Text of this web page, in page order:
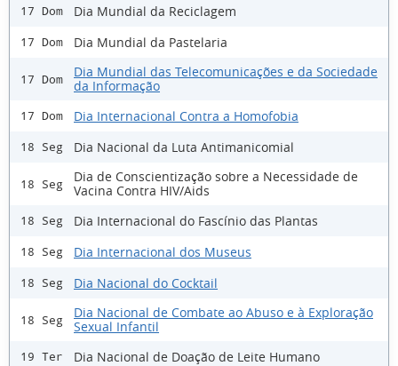
17 Dom Dia Mundial da Reciclagem
17 Dom Dia Mundial da Pastelaria
17 Dom
Dia Mundial das Telecomunicações e da Sociedade
da Informação
17 Dom Dia Internacional Contra a Homofobia
18 Seg Dia Nacional da Luta Antimanicomial
18 Seg
Dia de Conscientização sobre a Necessidade de
Vacina Contra HIV/Aids
18 Seg Dia Internacional do Fascínio das Plantas
18 Seg Dia Internacional dos Museus
18 Seg Dia Nacional do Cocktail
18 Seg
Dia Nacional de Combate ao Abuso e à Exploração
Sexual Infantil
19 Ter Dia Nacional de Doação de Leite Humano